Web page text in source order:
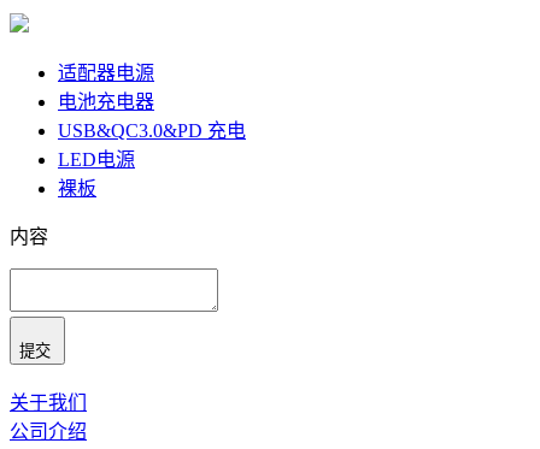
适配器电源
电池充电器
USB&QC3.0&PD 充电
LED电源
裸板
内容
提交
关于我们
公司介绍